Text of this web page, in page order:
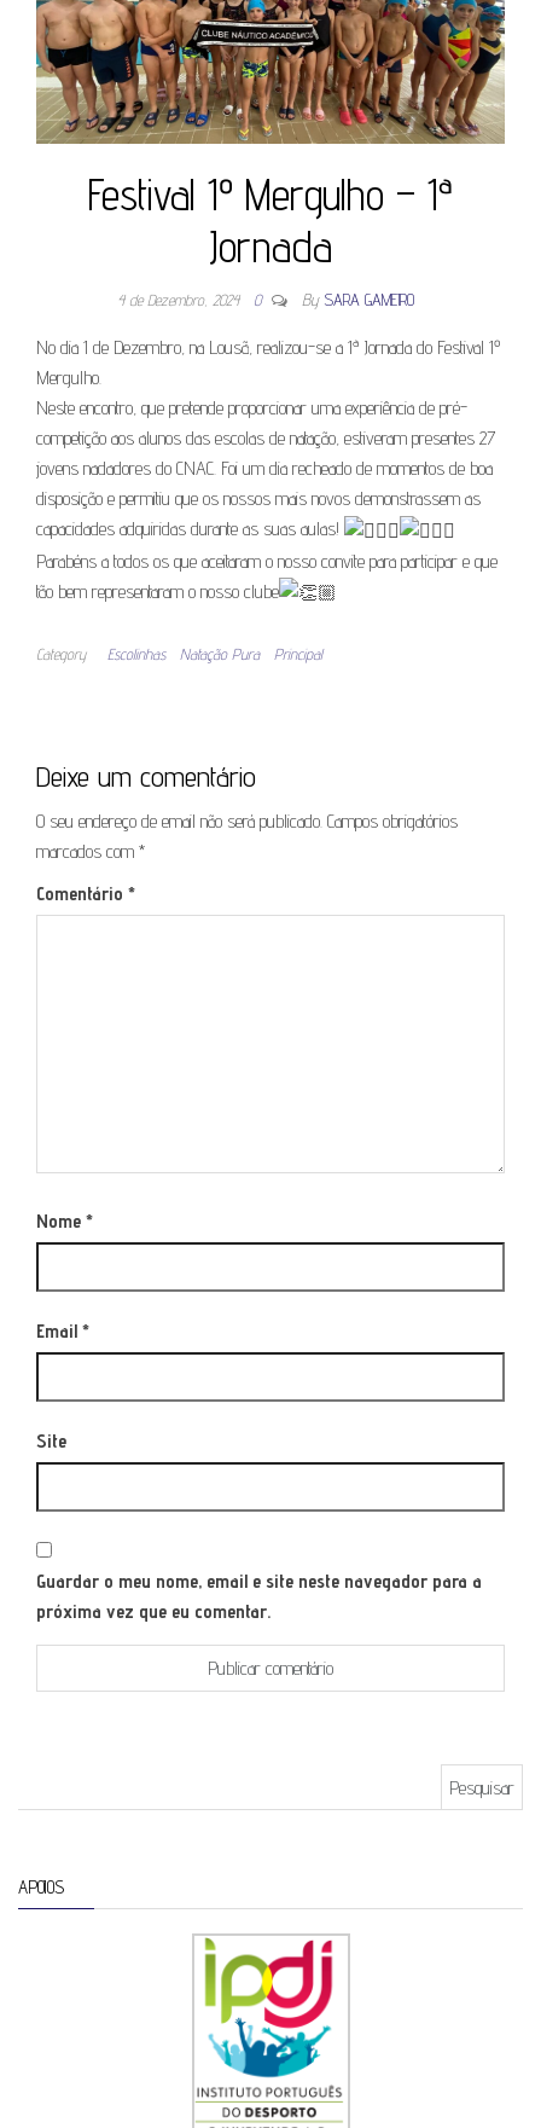
Festival 1º Mergulho – 1ª
Jornada
4 de Dezembro, 2024 0 By SARA GAMEIRO
No dia 1 de Dezembro, na Lousã, realizou-se a 1ª Jornada do Festival 1º
Mergulho.
Neste encontro, que pretende proporcionar uma experiência de pré-
competição aos alunos das escolas de natação, estiveram presentes 27
jovens nadadores do CNAC. Foi um dia recheado de momentos de boa
disposição e permitiu que os nossos mais novos demonstrassem as
capacidades adquiridas durante as suas aulas!
Parabéns a todos os que aceitaram o nosso convite para participar e que
tão bem representaram o nosso clube
Category Escolinhas Natação Pura Principal
Deixe um comentário
O seu endereço de email não será publicado. Campos obrigatórios
marcados com *
Comentário *
Nome *
Email *
Site
Guardar o meu nome, email e site neste navegador para a
próxima vez que eu comentar.
APOIOS